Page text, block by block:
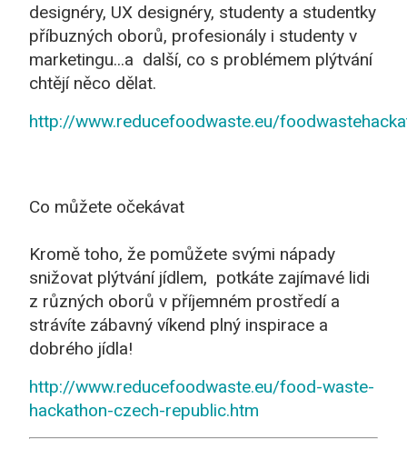
designéry, UX designéry, studenty a studentky
příbuzných oborů, profesionály i studenty v
marketingu...a další, co s problémem plýtvání
chtějí něco dělat.
http://www.reducefoodwaste.eu/
Co můžete očekávat
Kromě toho, že pomůžete svými nápady
snižovat plýtvání jídlem, potkáte zajímavé lidi
z různých oborů v příjemném prostředí a
strávíte zábavný víkend plný inspirace a
dobrého jídla!
http://www.reducefoodwaste.eu/food-waste-
hackathon-czech-republic.htm